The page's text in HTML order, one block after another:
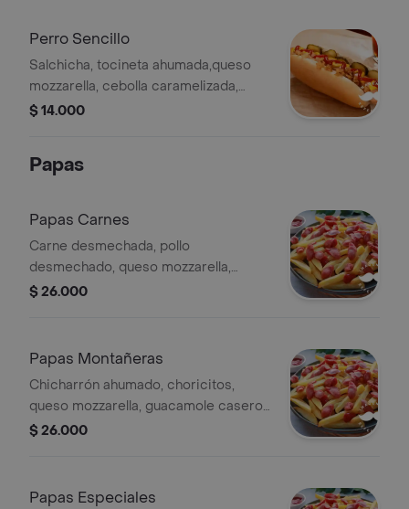
Perro Sencillo
Salchicha, tocineta ahumada,queso
mozzarella, cebolla caramelizada,
ensalada de la casa y ripio de papas.
$ 14.000
Papas
Papas Carnes
Carne desmechada, pollo
desmechado, queso mozzarella,
guacamole artesanal con base de
$ 26.000
Papas Montañeras
Chicharrón ahumado, choricitos,
queso mozzarella, guacamole casero
con base de papas a la francesa de
$ 26.000
Papas Especiales